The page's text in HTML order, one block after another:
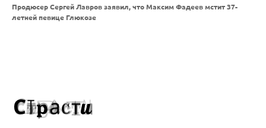
Продюсер Сергей Лавров заявил, что Максим Фадеев мстит 37-
летней певице Глюкозе